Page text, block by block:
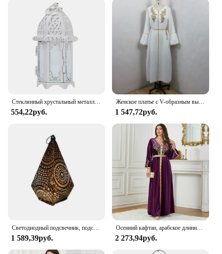
Стеклянный хрустальный металлический полый подсвечник, украшение для дома, кофейни, железная фотография
554,22руб.
Женское платье с V-образным вырезом и оборками
1 547,72руб.
Светодиодный подсвечник, подсвечник из железа в марокканском стиле, украшение для дома
1 589,39руб.
Осенний кафтан, арабское длинное платье для женщин, зимние мусульманские вечерние платья с золотой вышивкой, марокканский кафтан, Дубай, турецкая Абая
2 273,94руб.